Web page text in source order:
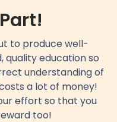
to produce well-
quality education so
understanding of
a lot of money!
effort so that you
too!